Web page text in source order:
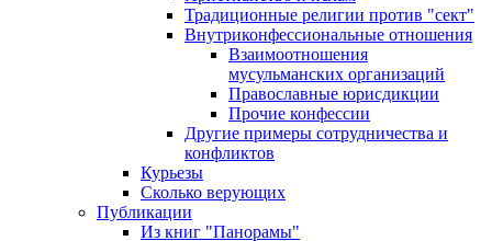
Традиционные религии против "сект"
Внутриконфессиональные отношения
Взаимоотношения
мусульманских организаций
Православные юрисдикции
Прочие конфессии
Другие примеры сотрудничества и
конфликтов
Курьезы
Сколько верующих
Публикации
Из книг "Панорамы"